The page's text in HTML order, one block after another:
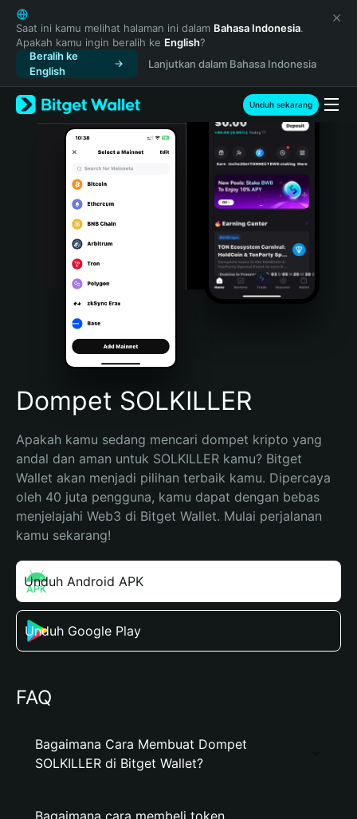
English
日本語
Tiếng Việt
Русский
Español (Latinoamérica)
Türkçe
Italiano
Português (Portugal)
Bahasa Indonesia
Português (Brasil)
Español (Argentina)
Saat ini kamu melihat halaman ini dalam Bahasa Indonesia.
Apakah kamu ingin beralih ke English?
Beralih ke
English
Lanjutkan dalam Bahasa Indonesia
Unduh sekarang
Dompet SOLKILLER
Apakah kamu sedang mencari dompet kripto yang
andal dan aman untuk SOLKILLER kamu? Bitget
Wallet akan menjadi pilihan terbaik kamu. Dipercaya
oleh 40 juta pengguna, kamu dapat dengan bebas
menjelajahi Web3 di Bitget Wallet. Mulai perjalanan
kamu sekarang!
Unduh Android APK
Unduh Google Play
FAQ
Bagaimana Cara Membuat Dompet
SOLKILLER di Bitget Wallet?
Bagaimana cara membeli token